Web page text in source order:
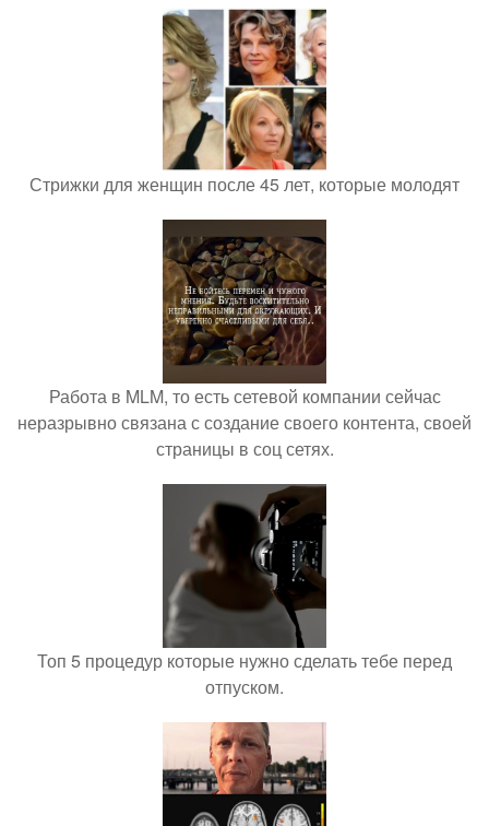
Стрижки для женщин после 45 лет, которые молодят
Работа в MLM, то есть сетевой компании сейчас
неразрывно связана с создание своего контента, своей
страницы в соц сетях.
Топ 5 процедур которые нужно сделать тебе перед
отпуском.